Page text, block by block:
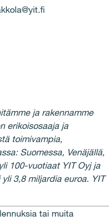
ämme ja rakennamme
erikoisosaaja ja
ätoimivampia,
Suomessa, Venäjällä,
100-vuotiaat YIT Oyj ja
3,8 miljardia euroa. YIT
tai muita